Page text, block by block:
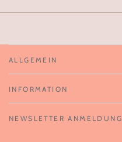
ALLGEMEIN
INFORMATION
NEWSLETTER ANMELDUNG